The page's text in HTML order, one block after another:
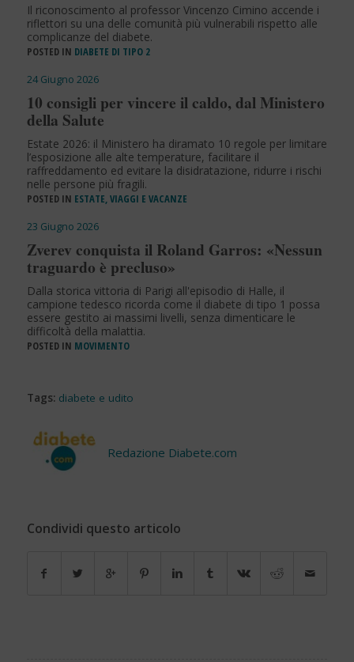
Il riconoscimento al professor Vincenzo Cimino accende i
riflettori su una delle comunità più vulnerabili rispetto alle
complicanze del diabete.
POSTED IN DIABETE DI TIPO 2
24 Giugno 2026
10 consigli per vincere il caldo, dal Ministero
della Salute
Estate 2026: il Ministero ha diramato 10 regole per limitare
l’esposizione alle alte temperature, facilitare il
raffreddamento ed evitare la disidratazione, ridurre i rischi
nelle persone più fragili.
POSTED IN ESTATE, VIAGGI E VACANZE
23 Giugno 2026
Zverev conquista il Roland Garros: «Nessun
traguardo è precluso»
Dalla storica vittoria di Parigi all'episodio di Halle, il
campione tedesco ricorda come il diabete di tipo 1 possa
essere gestito ai massimi livelli, senza dimenticare le
difficoltà della malattia.
POSTED IN MOVIMENTO
Tags: diabete e udito
Redazione Diabete.com
Condividi questo articolo